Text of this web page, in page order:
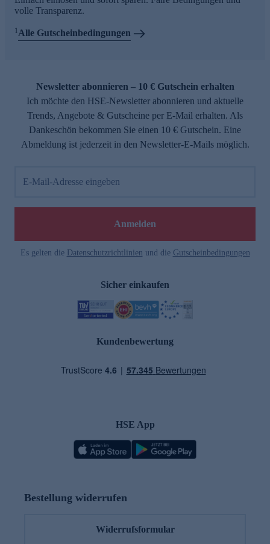
volle Transparenz.
1Alle Gutscheinbedingungen
Newsletter abonnieren – 10 € Gutschein erhalten
Ich möchte den HSE-Newsletter abonnieren und aktuelle
Trends, Angebote & Gutscheine per E-Mail erhalten. Als
Dankeschön bekommen Sie einen 10 € Gutschein. Eine
Abmeldung ist jederzeit in den Newsletter-E-Mails möglich.
E-Mail-Adresse eingeben
Anmelden
Es gelten die Datenschutzrichtlinien und die Gutscheinbedingungen
Sicher einkaufen
Kundenbewertung
HSE App
Bestellung widerrufen
Widerrufsformular